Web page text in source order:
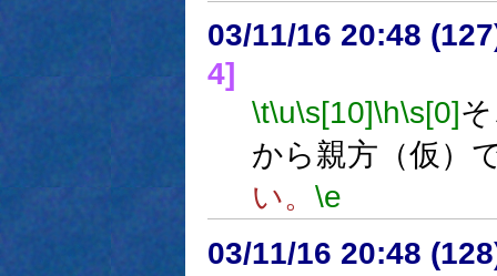
03/11/16 20:48
4]
\t\u\s[10]\h\s[0]
から親方（仮）
い。 \e
03/11/16 20:48